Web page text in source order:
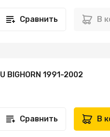
Сравнить В
BIGHORN 1991-2002
Сравнить В